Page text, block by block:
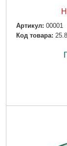
Артикул: 00001
Код товара: